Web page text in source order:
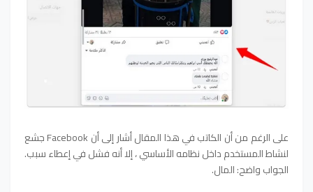
على الرغم من أن الكاتب في هذا المقال أشار إلى أن Facebook جشع
لنشاط المستخدم داخل نظامه الأساسي ، إلا أنه فشل في إعطاء سبب.
الجواب واضح: المال.